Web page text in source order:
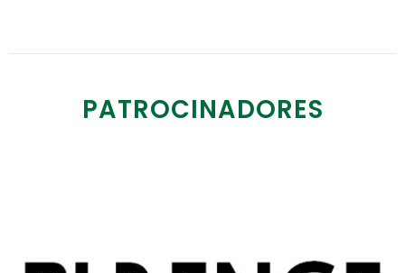
PATROCINADORES